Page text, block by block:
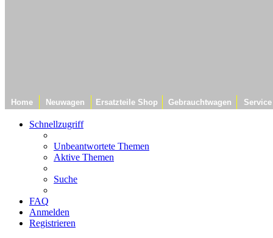
Home Neuwagen Ersatzteile Shop Gebrauchtwagen Service
Schnellzugriff
Unbeantwortete Themen
Aktive Themen
Suche
FAQ
Anmelden
Registrieren